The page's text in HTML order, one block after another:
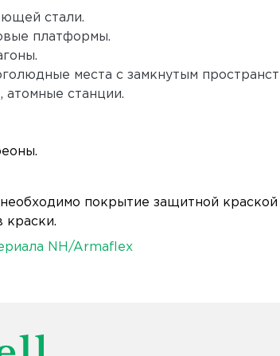
стали.
платформы.
места с замкнутым
станции.
покрытие защитной
краски.
NH/Armaflex